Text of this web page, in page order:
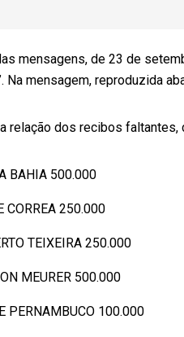
mensagens, de 23 de
Na mensagem, reproduzida
relação dos recibos faltantes,
BAHIA 500.000
CORREA 250.000
TEIXEIRA 250.000
MEURER 500.000
PERNAMBUCO 100.000